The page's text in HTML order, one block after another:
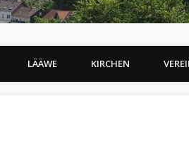
LÄÄWE KIRCHEN